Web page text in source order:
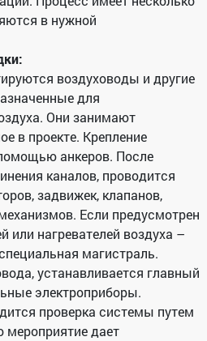
в нужной
воздуховоды и другие
для
Они занимают
в проекте. Крепление
анкеров. После
каналов, проводится
задвижек, клапанов,
Если предусмотрен
или нагревателей воздуха –
магистраль.
устанавливается главный
электроприборы.
проверка системы путем
мероприятие дает